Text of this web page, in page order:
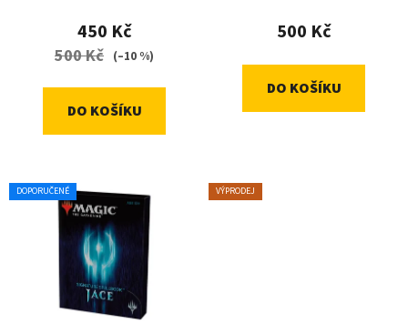
450 Kč
500 Kč (–10 %)
DO KOŠÍKU
500 Kč
DO KOŠÍKU
DOPORUČENÉ VÝPRODEJ